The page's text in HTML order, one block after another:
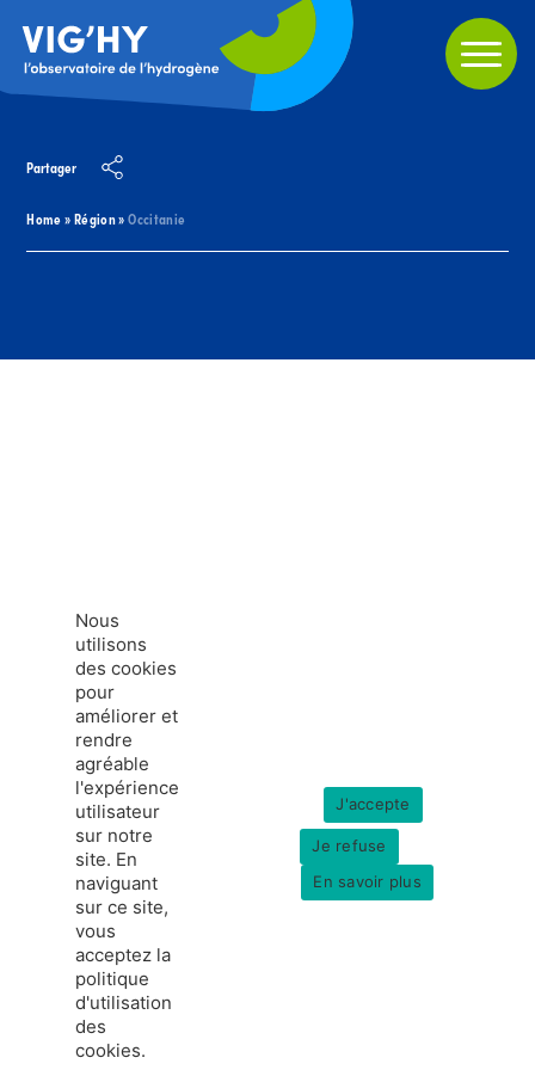
Home»Région»Occitanie
Partager
france-hydrogene.org
Données personnelles
Mentions légales
Nous
utilisons
des cookies
pour
améliorer et
rendre
agréable
l'expérience
utilisateur
sur notre
site. En
naviguant
sur ce site,
vous
acceptez la
politique
d'utilisation
des
cookies.
J'accepte
Je refuse
En savoir plus